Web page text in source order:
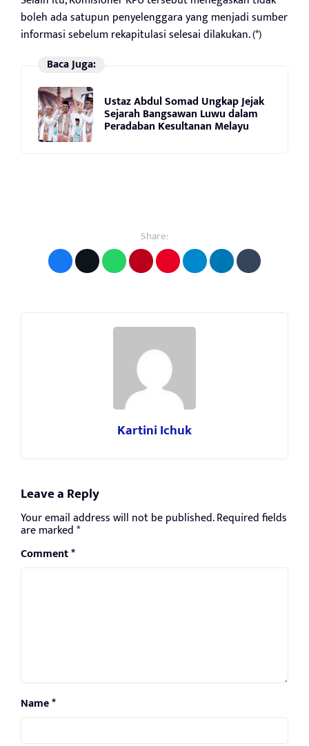
boleh ada satupun penyelenggara yang menjadi sumber
informasi sebelum rekapitulasi selesai dilakukan. (*)
Baca Juga:
Ustaz Abdul Somad Ungkap Jejak
Sejarah Bangsawan Luwu dalam
Peradaban Kesultanan Melayu
Share:
Kartini Ichuk
Leave a Reply
Your email address will not be published.Required fields
are marked*
Comment*
Name*